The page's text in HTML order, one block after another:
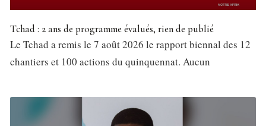
Tchad : 2 ans de programme évalués, rien de publié
Le Tchad a remis le 7 août 2026 le rapport biennal des 12
chantiers et 100 actions du quinquennat. Aucun